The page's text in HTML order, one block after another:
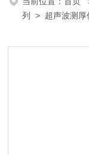
列
> 超声波测